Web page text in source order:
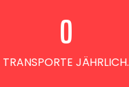
TRANSPORTE JÄHRLICH.
0